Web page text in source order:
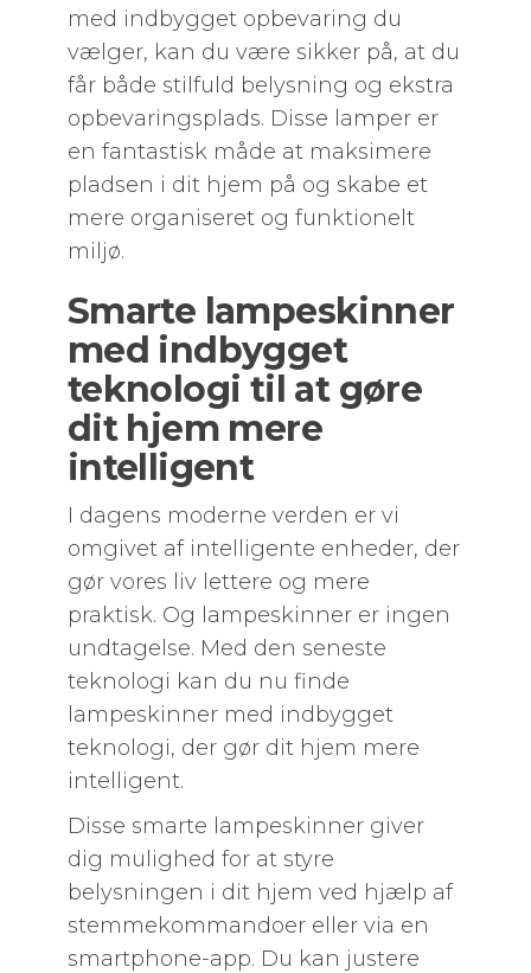
med indbygget opbevaring du
vælger, kan du være sikker på, at du
får både stilfuld belysning og ekstra
opbevaringsplads. Disse lamper er
en fantastisk måde at maksimere
pladsen i dit hjem på og skabe et
mere organiseret og funktionelt
miljø.
Smarte lampeskinner
med indbygget
teknologi til at gøre
dit hjem mere
intelligent
I dagens moderne verden er vi
omgivet af intelligente enheder, der
gør vores liv lettere og mere
praktisk. Og lampeskinner er ingen
undtagelse. Med den seneste
teknologi kan du nu finde
lampeskinner med indbygget
teknologi, der gør dit hjem mere
intelligent.
Disse smarte lampeskinner giver
dig mulighed for at styre
belysningen i dit hjem ved hjælp af
stemmekommandoer eller via en
smartphone-app. Du kan justere